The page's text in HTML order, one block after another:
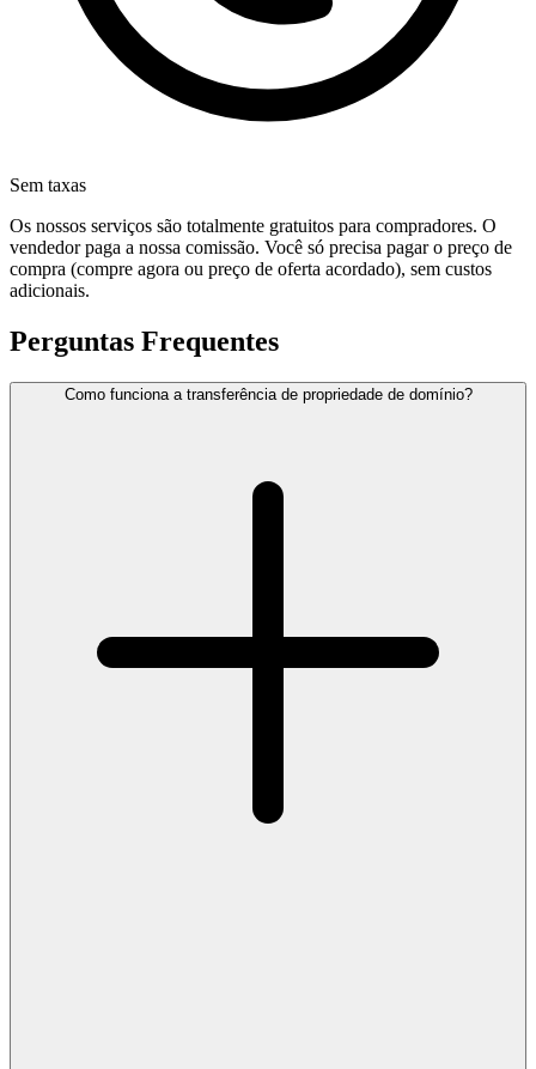
Sem taxas
Os nossos serviços são totalmente gratuitos para compradores. O
vendedor paga a nossa comissão. Você só precisa pagar o preço de
compra (compre agora ou preço de oferta acordado), sem custos
adicionais.
Perguntas Frequentes
Como funciona a transferência de propriedade de domínio?